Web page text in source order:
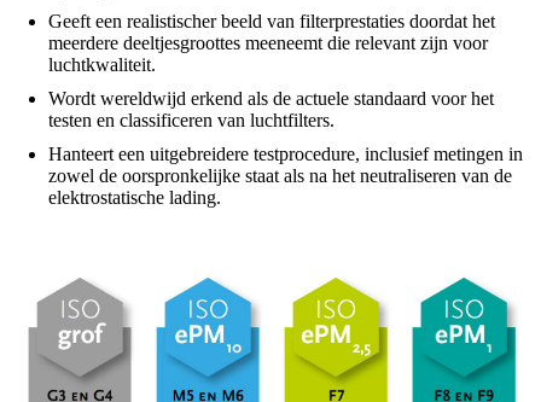
Geeft een realistischer beeld van filterprestaties doordat het
meerdere deeltjesgroottes meeneemt die relevant zijn voor
luchtkwaliteit.
Wordt wereldwijd erkend als de actuele standaard voor het
testen en classificeren van luchtfilters.
Hanteert een uitgebreidere testprocedure, inclusief metingen in
zowel de oorspronkelijke staat als na het neutraliseren van de
elektrostatische lading.